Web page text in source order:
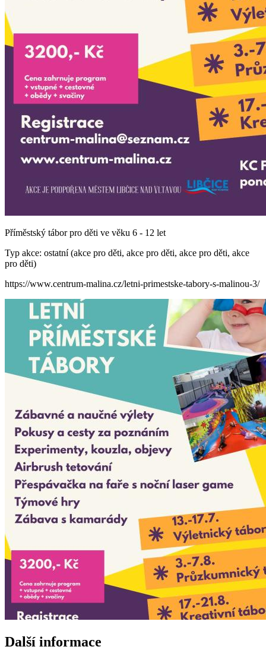
Příměstský tábor pro děti ve věku 6 - 12 let
Typ akce: ostatní (akce pro děti, akce pro děti, akce pro děti, akce
pro děti)
https://www.centrum-malina.cz/letni-primestske-tabory-s-malinou-3/
Další informace